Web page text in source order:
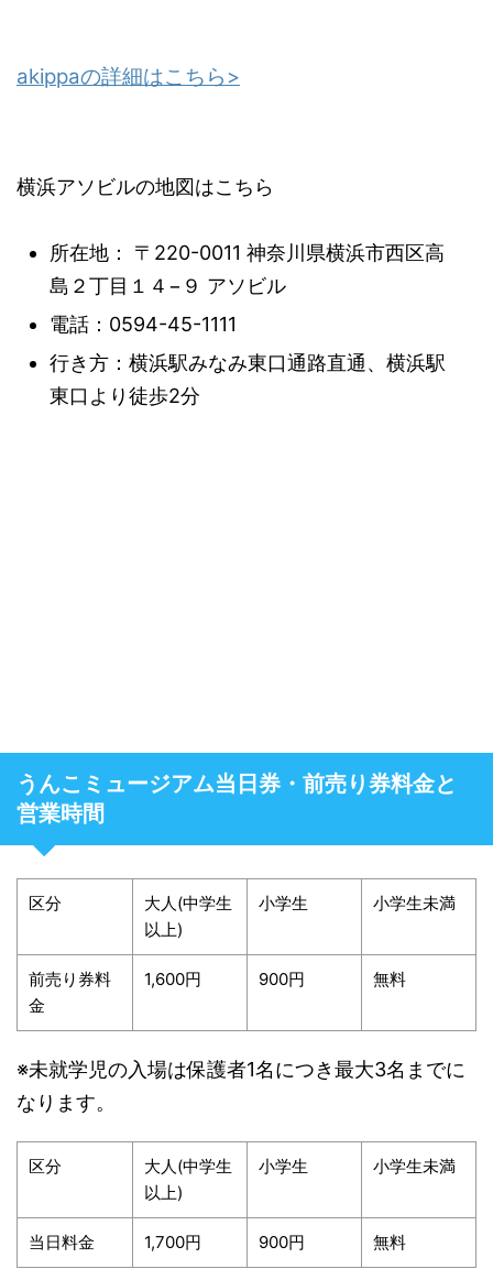
akippaの詳細はこちら>
横浜アソビルの地図はこちら
所在地： 〒220-0011 神奈川県横浜市西区高
島２丁目１４−９ アソビル
電話：0594-45-1111
行き方：横浜駅みなみ東口通路直通、横浜駅
東口より徒歩2分
うんこミュージアム当日券・前売り券料金と
営業時間
区分
大人(中学生
以上)
小学生 小学生未満
前売り券料
金
1,600円 900円 無料
※未就学児の入場は保護者1名につき最大3名までに
なります。
区分
大人(中学生
以上)
小学生 小学生未満
当日料金 1,700円 900円 無料